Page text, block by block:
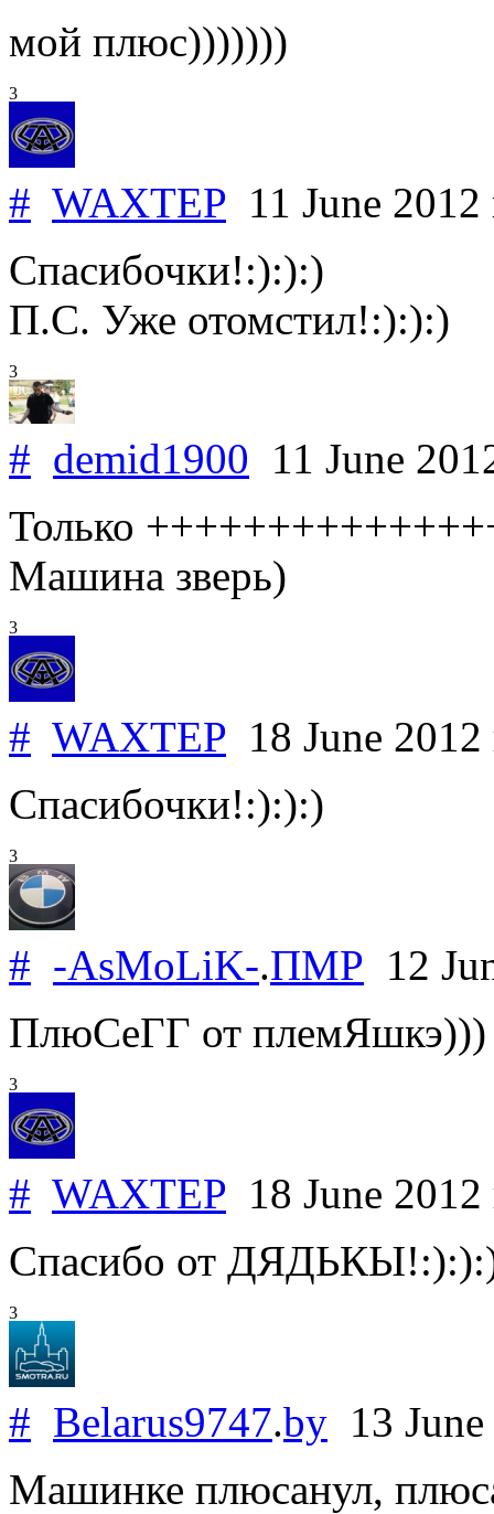
мой плюс)))))))
3
# WAXTEP 11 June 2012
Спасибочки!:):):)
П.С. Уже отомстил!:):):)
3
# demid1900 11 June
Только
Машина зверь)
3
# WAXTEP 18 June 2012
Спасибочки!:):):)
3
# -AsMoLiK-.ПМР 12
ПлюСеГГ от племЯшкэ)))
3
# WAXTEP 18 June 2012
Спасибо от
3
# Belarus9747.by 13
Машинке плюсанул,